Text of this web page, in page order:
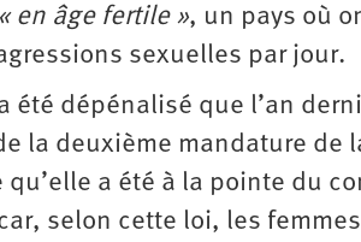
« en âge fertile », un pays où
sexuelles par jour.
a été dépénalisé que l’an
la deuxième mandature de
a été à la pointe du
selon cette loi, les